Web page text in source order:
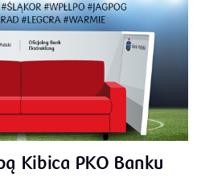
Kibica PKO Banku